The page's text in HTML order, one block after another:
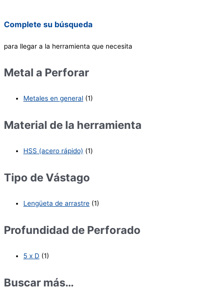
Complete su búsqueda
para llegar a la herramienta que necesita
Metal a Perforar
Metales en general (1)
Material de la herramienta
HSS (acero rápido) (1)
Tipo de Vástago
Lengüeta de arrastre (1)
Profundidad de Perforado
5 x D (1)
Buscar más…